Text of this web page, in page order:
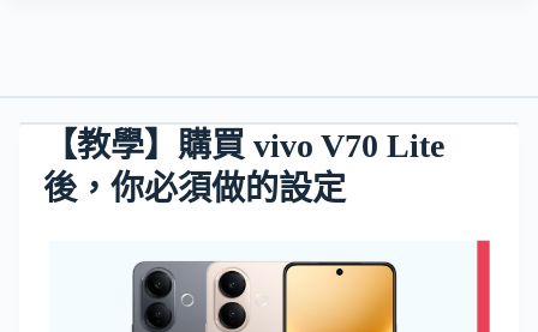
【教學】購買 vivo V70 Lite
後，你必須做的設定